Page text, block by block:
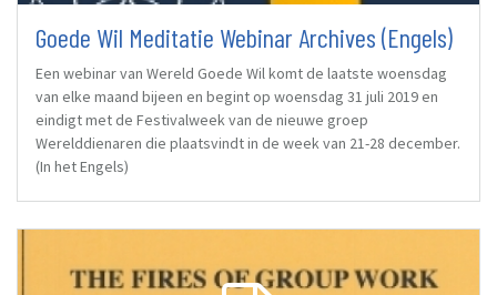
Goede Wil Meditatie Webinar Archives (Engels)
Een webinar van Wereld Goede Wil komt de laatste woensdag
van elke maand bijeen en begint op woensdag 31 juli 2019 en
eindigt met de Festivalweek van de nieuwe groep
Werelddienaren die plaatsvindt in de week van 21-28 december.
(In het Engels)